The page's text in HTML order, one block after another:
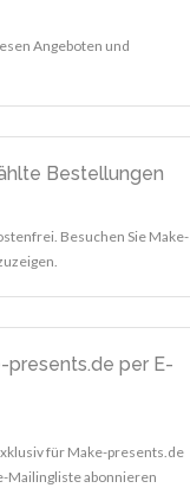
Angeboten und
Bestellungen
Besuchen Sie Make-
presents.de per E-
für Make-presents.de
Mailingliste abonnieren